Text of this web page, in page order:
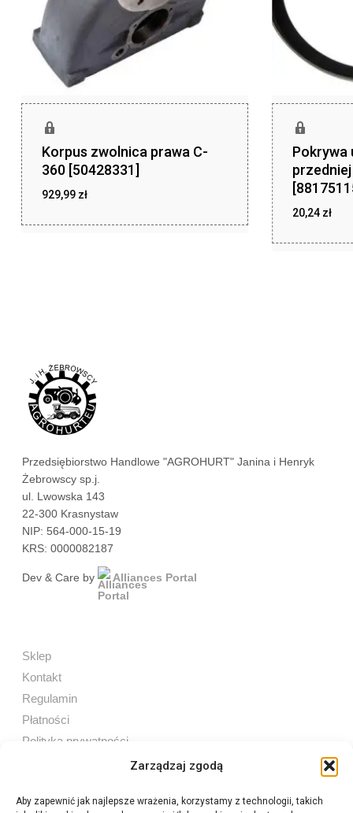
Zarządzaj zgodą
Aby zapewnić jak najlepsze wrażenia, korzystamy z technologii, takich
Korpus zwolnica prawa C-
360 [50428331]
929,99 zł
Pokrywa
20,24 zł
Przedsiębiorstwo Handlowe "AGROHURT" Janina i Henryk
Żebrowscy sp.j.
ul. Lwowska 143
22-300 Krasnystaw
NIP: 564-000-15-19
KRS: 0000082187
Dev & Care by Alliances Portal
Sklep
Kontakt
Regulamin
Płatności
Polityka prywatności